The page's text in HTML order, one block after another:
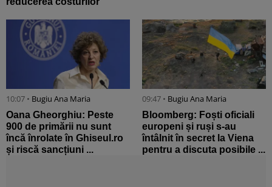
10:07 • Bugiu ⁠Ana Maria
Oana Gheorghiu: Peste
900 de primării nu sunt
încă înrolate în Ghiseul.ro
și riscă sancțiuni ...
09:47 • Bugiu ⁠Ana Maria
Bloomberg: Foști oficiali
europeni și ruși s-au
întâlnit în secret la Viena
pentru a discuta posibile ...